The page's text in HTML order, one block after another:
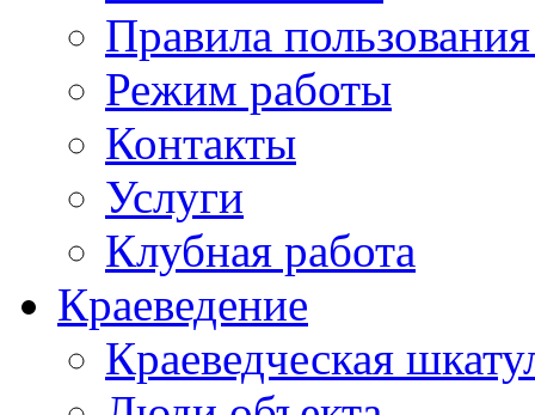
Правила
Режим работы
Контакты
Услуги
Клубная работа
Краеведение
Краеведческая